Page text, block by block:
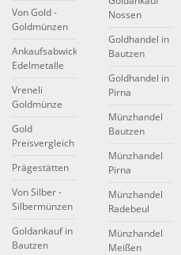
Von Gold -
Goldmünzen
Ankaufsabwicklung
Edelmetalle
Vreneli
Goldmünze
Gold
Preisvergleich
Prägestätten
Von Silber -
Silbermünzen
Goldankauf in
Bautzen
Nossen
Goldhandel in
Bautzen
Goldhandel in
Pirna
Münzhandel
Bautzen
Münzhandel
Pirna
Münzhandel
Radebeul
Münzhandel
Meißen